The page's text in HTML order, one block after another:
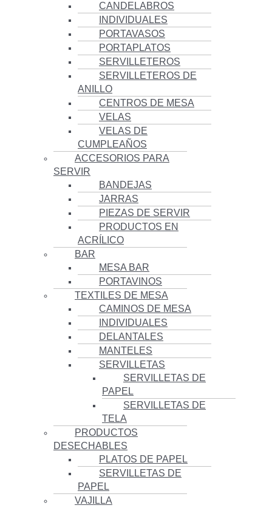
CANDELABROS
INDIVIDUALES
PORTAVASOS
PORTAPLATOS
SERVILLETEROS
SERVILLETEROS DE
ANILLO
CENTROS DE MESA
VELAS
VELAS DE
CUMPLEAÑOS
ACCESORIOS PARA
SERVIR
BANDEJAS
JARRAS
PIEZAS DE SERVIR
PRODUCTOS EN
ACRÍLICO
BAR
MESA BAR
PORTAVINOS
TEXTILES DE MESA
CAMINOS DE MESA
INDIVIDUALES
DELANTALES
MANTELES
SERVILLETAS
SERVILLETAS DE
PAPEL
SERVILLETAS DE
TELA
PRODUCTOS
DESECHABLES
PLATOS DE PAPEL
SERVILLETAS DE
PAPEL
VAJILLA